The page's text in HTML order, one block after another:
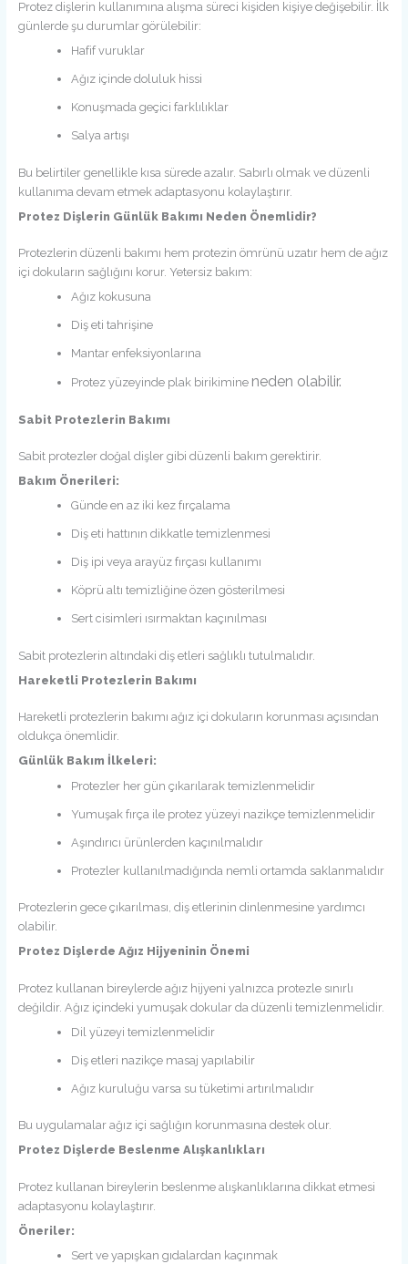
Protez dişlerin kullanımına alışma süreci kişiden kişiye değişebilir. İlk
günlerde şu durumlar görülebilir:
Hafif vuruklar
Ağız içinde doluluk hissi
Konuşmada geçici farklılıklar
Salya artışı
Bu belirtiler genellikle kısa sürede azalır. Sabırlı olmak ve düzenli
kullanıma devam etmek adaptasyonu kolaylaştırır.
Protez Dişlerin Günlük Bakımı Neden Önemlidir?
Protezlerin düzenli bakımı hem protezin ömrünü uzatır hem de ağız
içi dokuların sağlığını korur. Yetersiz bakım:
Ağız kokusuna
Diş eti tahrişine
Mantar enfeksiyonlarına
Protez yüzeyinde plak birikimine neden olabilir.
Sabit Protezlerin Bakımı
Sabit protezler doğal dişler gibi düzenli bakım gerektirir.
Bakım Önerileri:
Günde en az iki kez fırçalama
Diş eti hattının dikkatle temizlenmesi
Diş ipi veya arayüz fırçası kullanımı
Köprü altı temizliğine özen gösterilmesi
Sert cisimleri ısırmaktan kaçınılması
Sabit protezlerin altındaki diş etleri sağlıklı tutulmalıdır.
Hareketli Protezlerin Bakımı
Hareketli protezlerin bakımı ağız içi dokuların korunması açısından
oldukça önemlidir.
Günlük Bakım İlkeleri:
Protezler her gün çıkarılarak temizlenmelidir
Yumuşak fırça ile protez yüzeyi nazikçe temizlenmelidir
Aşındırıcı ürünlerden kaçınılmalıdır
Protezler kullanılmadığında nemli ortamda saklanmalıdır
Protezlerin gece çıkarılması, diş etlerinin dinlenmesine yardımcı
olabilir.
Protez Dişlerde Ağız Hijyeninin Önemi
Protez kullanan bireylerde ağız hijyeni yalnızca protezle sınırlı
değildir. Ağız içindeki yumuşak dokular da düzenli temizlenmelidir.
Dil yüzeyi temizlenmelidir
Diş etleri nazikçe masaj yapılabilir
Ağız kuruluğu varsa su tüketimi artırılmalıdır
Bu uygulamalar ağız içi sağlığın korunmasına destek olur.
Protez Dişlerde Beslenme Alışkanlıkları
Protez kullanan bireylerin beslenme alışkanlıklarına dikkat etmesi
adaptasyonu kolaylaştırır.
Öneriler:
Sert ve yapışkan gıdalardan kaçınmak